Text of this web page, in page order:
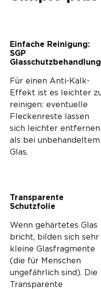
Einfache Reinigung:
SGP
Glasschutzbehandlung
Für einen Anti-Kalk-
Effekt ist es leichter
reinigen: eventuelle
Fleckenreste lassen
sich leichter entfernen
als bei unbehandeltem
Glas.
Transparente
Schutzfolie
Wenn gehärtetes Glas
bricht, bilden sich sehr
kleine Glasfragmente
(die für Menschen
ungefährlich sind). Die
Transparente